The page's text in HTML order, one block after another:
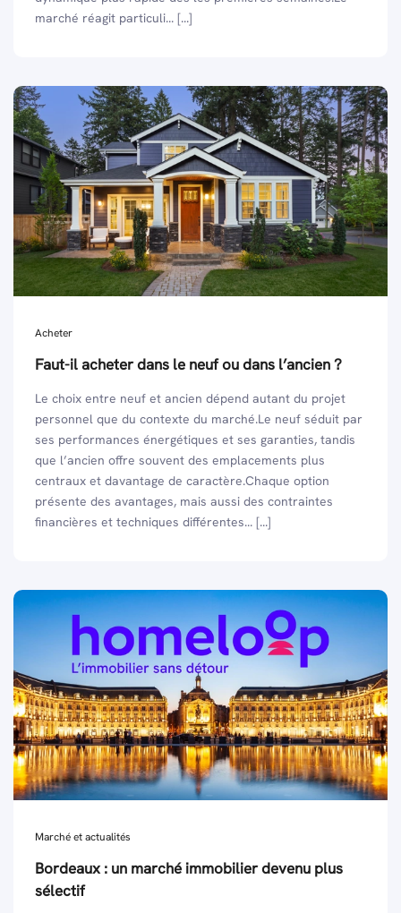
marché réagit particuli... [...]
Acheter
Faut-il acheter dans le neuf ou dans l’ancien ?
Le choix entre neuf et ancien dépend autant du projet
personnel que du contexte du marché.Le neuf séduit par
ses performances énergétiques et ses garanties, tandis
que l’ancien offre souvent des emplacements plus
centraux et davantage de caractère.Chaque option
présente des avantages, mais aussi des contraintes
financières et techniques différentes... [...]
Marché et actualités
Bordeaux : un marché immobilier devenu plus
sélectif